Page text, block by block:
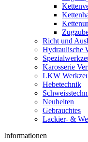
Richt und
Hydraulische
Karosserie
LKW
Hebetechnik
Neuheiten
Gebrauchtes
Lackier- &
Informationen